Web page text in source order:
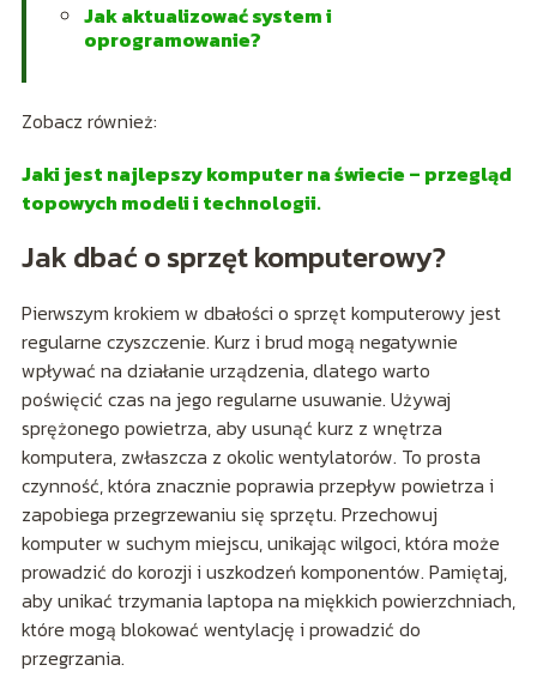
Jak aktualizować system i
oprogramowanie?
Zobacz również:
Jaki jest najlepszy komputer na świecie – przegląd
topowych modeli i technologii.
Jak dbać o sprzęt komputerowy?
Pierwszym krokiem w dbałości o sprzęt komputerowy jest
regularne czyszczenie. Kurz i brud mogą negatywnie
wpływać na działanie urządzenia, dlatego warto
poświęcić czas na jego regularne usuwanie. Używaj
sprężonego powietrza, aby usunąć kurz z wnętrza
komputera, zwłaszcza z okolic wentylatorów. To prosta
czynność, która znacznie poprawia przepływ powietrza i
zapobiega przegrzewaniu się sprzętu. Przechowuj
komputer w suchym miejscu, unikając wilgoci, która może
prowadzić do korozji i uszkodzeń komponentów. Pamiętaj,
aby unikać trzymania laptopa na miękkich powierzchniach,
które mogą blokować wentylację i prowadzić do
przegrzania.